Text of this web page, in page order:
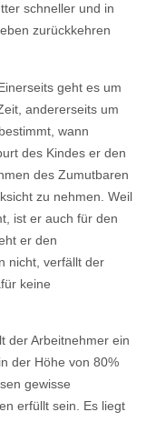
schneller und in
zurückkehren
geht es um
andererseits um
wann
des Kindes er den
des Zumutbaren
zu nehmen. Weil
ist er auch für den
er den
nicht, verfällt der
keine
der Arbeitnehmer ein
der Höhe von 80%
gewisse
erfüllt sein. Es liegt